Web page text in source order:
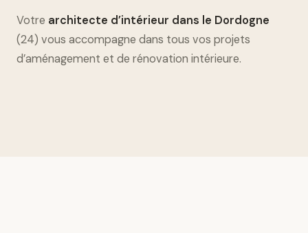
Votre architecte d’intérieur dans le Dordogne
(24) vous accompagne dans tous vos projets
d’aménagement et de rénovation intérieure.